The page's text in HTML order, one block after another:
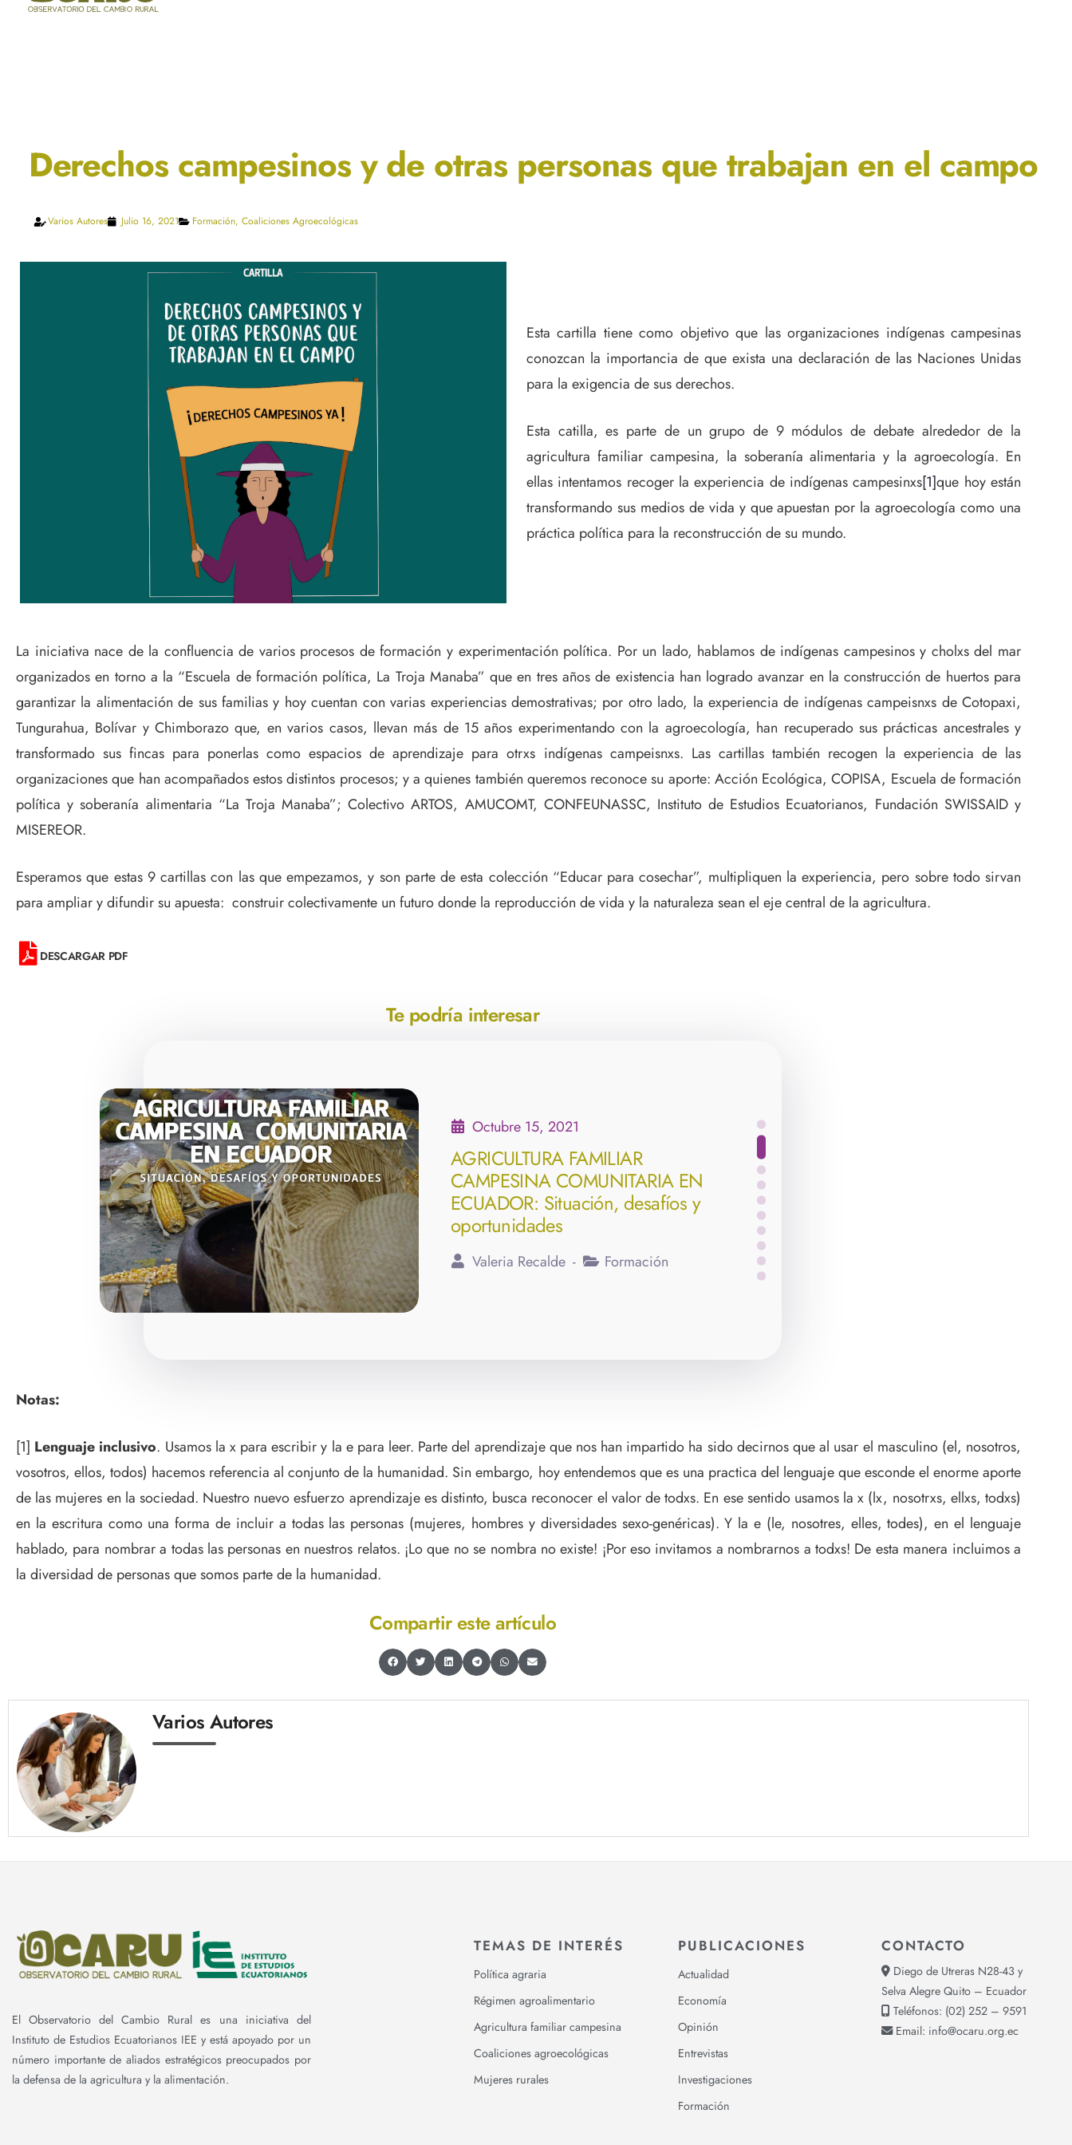
Derechos campesinos y de otras personas que trabajan en el campo
Varios Autores Julio 16, 2021 Formación, Coaliciones Agroecológicas
Esta cartilla tiene como objetivo que las organizaciones indígenas campesinas
conozcan la importancia de que exista una declaración de las Naciones Unidas
para la exigencia de sus derechos.
Esta catilla, es parte de un grupo de 9 módulos de debate alrededor de la
agricultura familiar campesina, la soberanía alimentaria y la agroecología. En
ellas intentamos recoger la experiencia de indígenas campesinxs[1]que hoy están
transformando sus medios de vida y que apuestan por la agroecología como una
práctica política para la reconstrucción de su mundo.
La iniciativa nace de la confluencia de varios procesos de formación y experimentación política. Por un lado, hablamos de indígenas campesinos y cholxs del mar
organizados en torno a la “Escuela de formación política, La Troja Manaba” que en tres años de existencia han logrado avanzar en la construcción de huertos para
garantizar la alimentación de sus familias y hoy cuentan con varias experiencias demostrativas; por otro lado, la experiencia de indígenas campeisnxs de Cotopaxi,
Tungurahua, Bolívar y Chimborazo que, en varios casos, llevan más de 15 años experimentando con la agroecología, han recuperado sus prácticas ancestrales y
transformado sus fincas para ponerlas como espacios de aprendizaje para otrxs indígenas campeisnxs. Las cartillas también recogen la experiencia de las
organizaciones que han acompañados estos distintos procesos; y a quienes también queremos reconoce su aporte: Acción Ecológica, COPISA, Escuela de formación
política y soberanía alimentaria “La Troja Manaba”; Colectivo ARTOS, AMUCOMT, CONFEUNASSC, Instituto de Estudios Ecuatorianos, Fundación SWISSAID y
MISEREOR.
Esperamos que estas 9 cartillas con las que empezamos, y son parte de esta colección “Educar para cosechar”, multipliquen la experiencia, pero sobre todo sirvan
para ampliar y difundir su apuesta: construir colectivamente un futuro donde la reproducción de vida y la naturaleza sean el eje central de la agricultura.
DESCARGAR PDF
Te podría interesar
Octubre 15, 2021
AGRICULTURA FAMILIAR
CAMPESINA COMUNITARIA EN
ECUADOR: Situación, desafíos y
oportunidades
Valeria Recalde Formación
Notas:
[1] Lenguaje inclusivo. Usamos la x para escribir y la e para leer. Parte del aprendizaje que nos han impartido ha sido decirnos que al usar el masculino (el, nosotros,
vosotros, ellos, todos) hacemos referencia al conjunto de la humanidad. Sin embargo, hoy entendemos que es una practica del lenguaje que esconde el enorme aporte
de las mujeres en la sociedad. Nuestro nuevo esfuerzo aprendizaje es distinto, busca reconocer el valor de todxs. En ese sentido usamos la x (lx, nosotrxs, ellxs, todxs)
en la escritura como una forma de incluir a todas las personas (mujeres, hombres y diversidades sexo-genéricas). Y la e (le, nosotres, elles, todes), en el lenguaje
hablado, para nombrar a todas las personas en nuestros relatos. ¡Lo que no se nombra no existe! ¡Por eso invitamos a nombrarnos a todxs! De esta manera incluimos a
la diversidad de personas que somos parte de la humanidad.
Compartir este artículo
Varios Autores
El Observatorio del Cambio Rural es una iniciativa del
Instituto de Estudios Ecuatorianos IEE y está apoyado por un
número importante de aliados estratégicos preocupados por
la defensa de la agricultura y la alimentación.
TEMAS DE INTERÉS
Política agraria
Régimen agroalimentario
Agricultura familiar campesina
Coaliciones agroecológicas
Mujeres rurales
PUBLICACIONES
Actualidad
Economía
Opinión
Entrevistas
Investigaciones
Formación
CONTACTO
Diego de Utreras N28-43 y
Selva Alegre Quito – Ecuador
Teléfonos: (02) 252 – 9591
Email: info@ocaru.org.ec